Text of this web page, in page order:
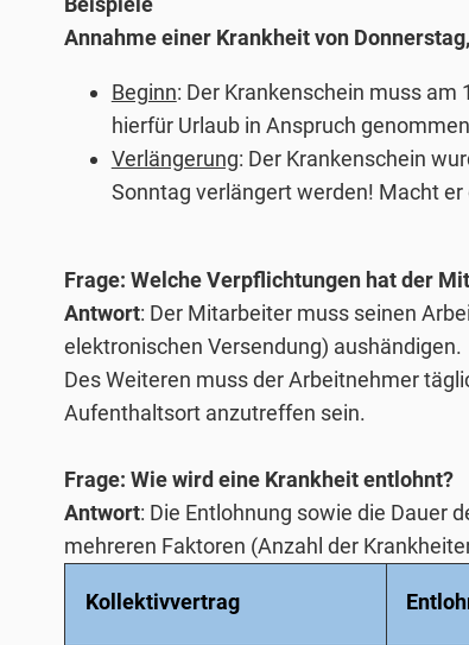
Annahme einer Krankheit von
Beginn: Der Krankenschein muss
hierfür Urlaub in Anspruch
Verlängerung: Der Krankenschein
Sonntag verlängert werden! Macht
Frage: Welche Verpflichtungen hat der
Antwort: Der Mitarbeiter muss seinen
elektronischen Versendung) aushändigen.
Des Weiteren muss der Arbeitnehmer
Aufenthaltsort anzutreffen sein.
Frage: Wie wird eine Krankheit entlohnt?
Antwort: Die Entlohnung sowie die Dauer
mehreren Faktoren (Anzahl der
Kollektivvertrag